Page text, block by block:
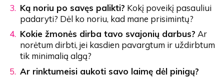
Ką noriu po savęs palikti? Kokį poveikį pasauliui
padaryti? Dėl ko noriu, kad mane prisimintų?
Kokie žmonės dirba tavo svajonių darbus? Ar
norėtum dirbti, jei kasdien pavargtum ir uždirbtum
tik minimalią algą?
Ar rinktumeisi aukoti savo laimę dėl pinigų?